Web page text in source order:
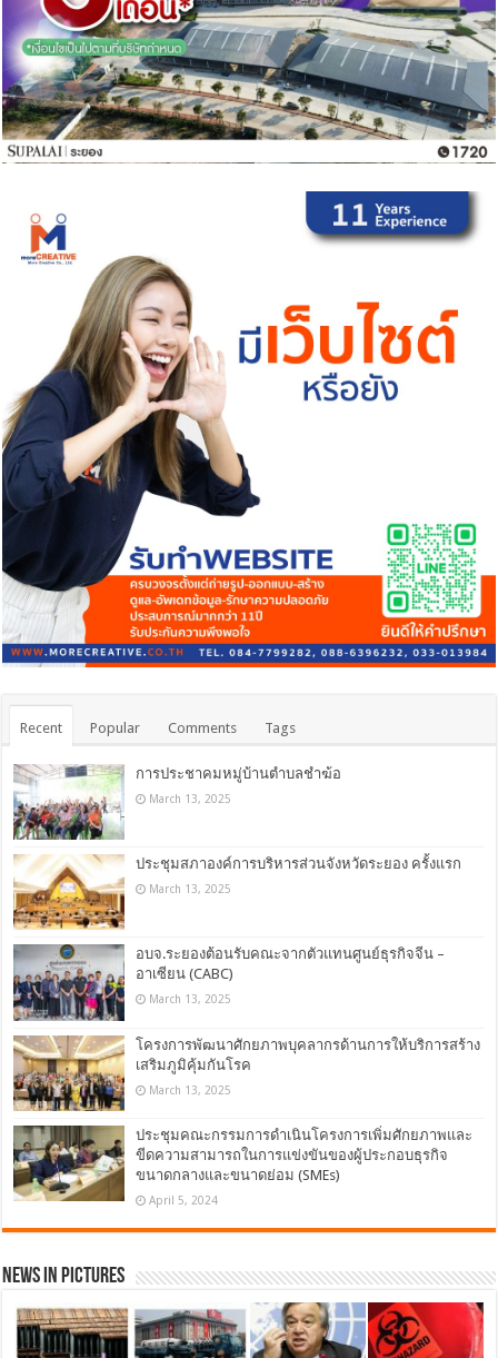
Recent Popular Comments Tags
การประชาคมหมู่บ้านตำบลชำฆ้อ
March 13, 2025
ประชุมสภาองค์การบริหารส่วนจังหวัดระยอง ครั้งแรก
March 13, 2025
อบจ.ระยองต้อนรับคณะจากตัวแทนศูนย์ธุรกิจจีน –
อาเซียน (CABC)
March 13, 2025
โครงการพัฒนาศักยภาพบุคลากรด้านการให้บริการสร้าง
เสริมภูมิคุ้มกันโรค
March 13, 2025
ประชุมคณะกรรมการดำเนินโครงการเพิ่มศักยภาพและ
ขีดความสามารถในการแข่งขันของผู้ประกอบธุรกิจ
ขนาดกลางและขนาดย่อม (SMEs)
April 5, 2024
News in Pictures